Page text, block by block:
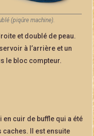
(piqûre machine).
et doublé de peau.
à l’arrière et un
le bloc compteur.
en cuir de buffle qui a été
Il est ensuite